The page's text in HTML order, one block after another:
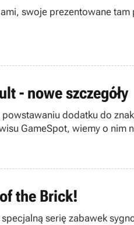
swoje prezentowane
- nowe szczegóły
dodatku do
GameSpot, wiemy o nim
the Brick!
serię zabawek